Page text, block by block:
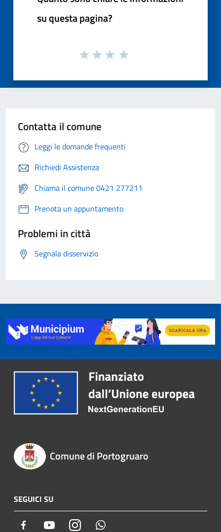
su questa pagina?
Contatta il comune
Leggi le domande frequenti
Richiedi Assistenza
Chiama il comune 0421 277211
Prenota un appuntamento
Problemi in città
Segnala disservizio
Comune di Portogruaro
SEGUICI SU
Facebook YoutubeInstagram